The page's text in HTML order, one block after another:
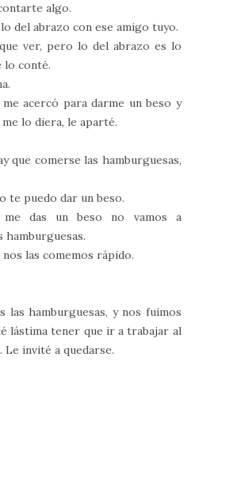
algo.
del abrazo con ese amigo tuyo.
ver, pero lo del abrazo es lo
lo conté.
me acercó para darme un beso y
lo diera, le aparté.
que comerse las hamburguesas,
te puedo dar un beso.
das un beso no vamos a
hamburguesas.
las comemos rápido.
las hamburguesas, y nos fuimos
lástima tener que ir a trabajar al
Le invité a quedarse.